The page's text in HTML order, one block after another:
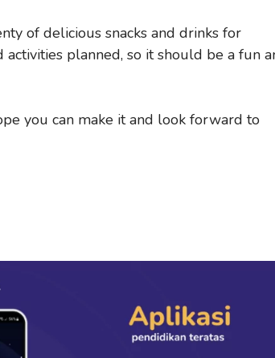
of delicious snacks and drinks for
planned, so it should be a fun
you can make it and look forward to